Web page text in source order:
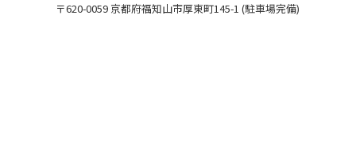
〒620-0059 京都府福知山市厚東町145-1 (駐車場完備)